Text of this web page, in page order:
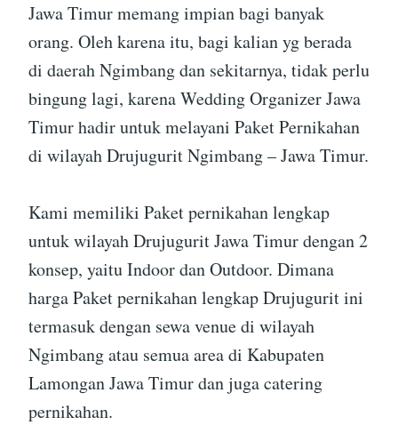
Jawa Timur memang impian bagi banyak
orang. Oleh karena itu, bagi kalian yg berada
di daerah Ngimbang dan sekitarnya, tidak perlu
bingung lagi, karena Wedding Organizer Jawa
Timur hadir untuk melayani Paket Pernikahan
di wilayah Drujugurit Ngimbang – Jawa Timur.
Kami memiliki Paket pernikahan lengkap
untuk wilayah Drujugurit Jawa Timur dengan 2
konsep, yaitu Indoor dan Outdoor. Dimana
harga Paket pernikahan lengkap Drujugurit ini
termasuk dengan sewa venue di wilayah
Ngimbang atau semua area di Kabupaten
Lamongan Jawa Timur dan juga catering
pernikahan.